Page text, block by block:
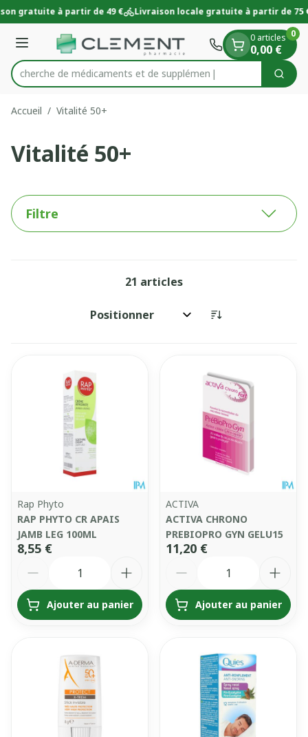
Aller au contenu
1 de 1
gratuite à partir de 49 € Livraison locale gratuite à partir de 75 €
Menu
Rechercher
Recherche de médicam
0 articles
0,00 €
0
Accueil / Vitalité 50+
Vitalité 50+
Filtre
21 articles
Trier par:
Rap Phyto
RAP PHYTO CR APAIS
JAMB LEG 100ML
8,55 €
Ajouter au panier
ACTIVA
ACTIVA CHRONO
PREBIOPRO GYN GELU15
11,20 €
Ajouter au panier